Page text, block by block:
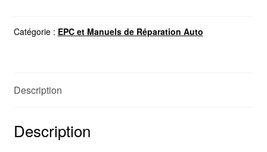
VAG
Catégorie : EPC et Manuels de Réparation Auto
Description
Description